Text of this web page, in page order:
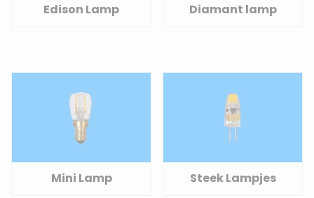
Edison Lamp Diamant lamp
Mini Lamp Steek Lampjes